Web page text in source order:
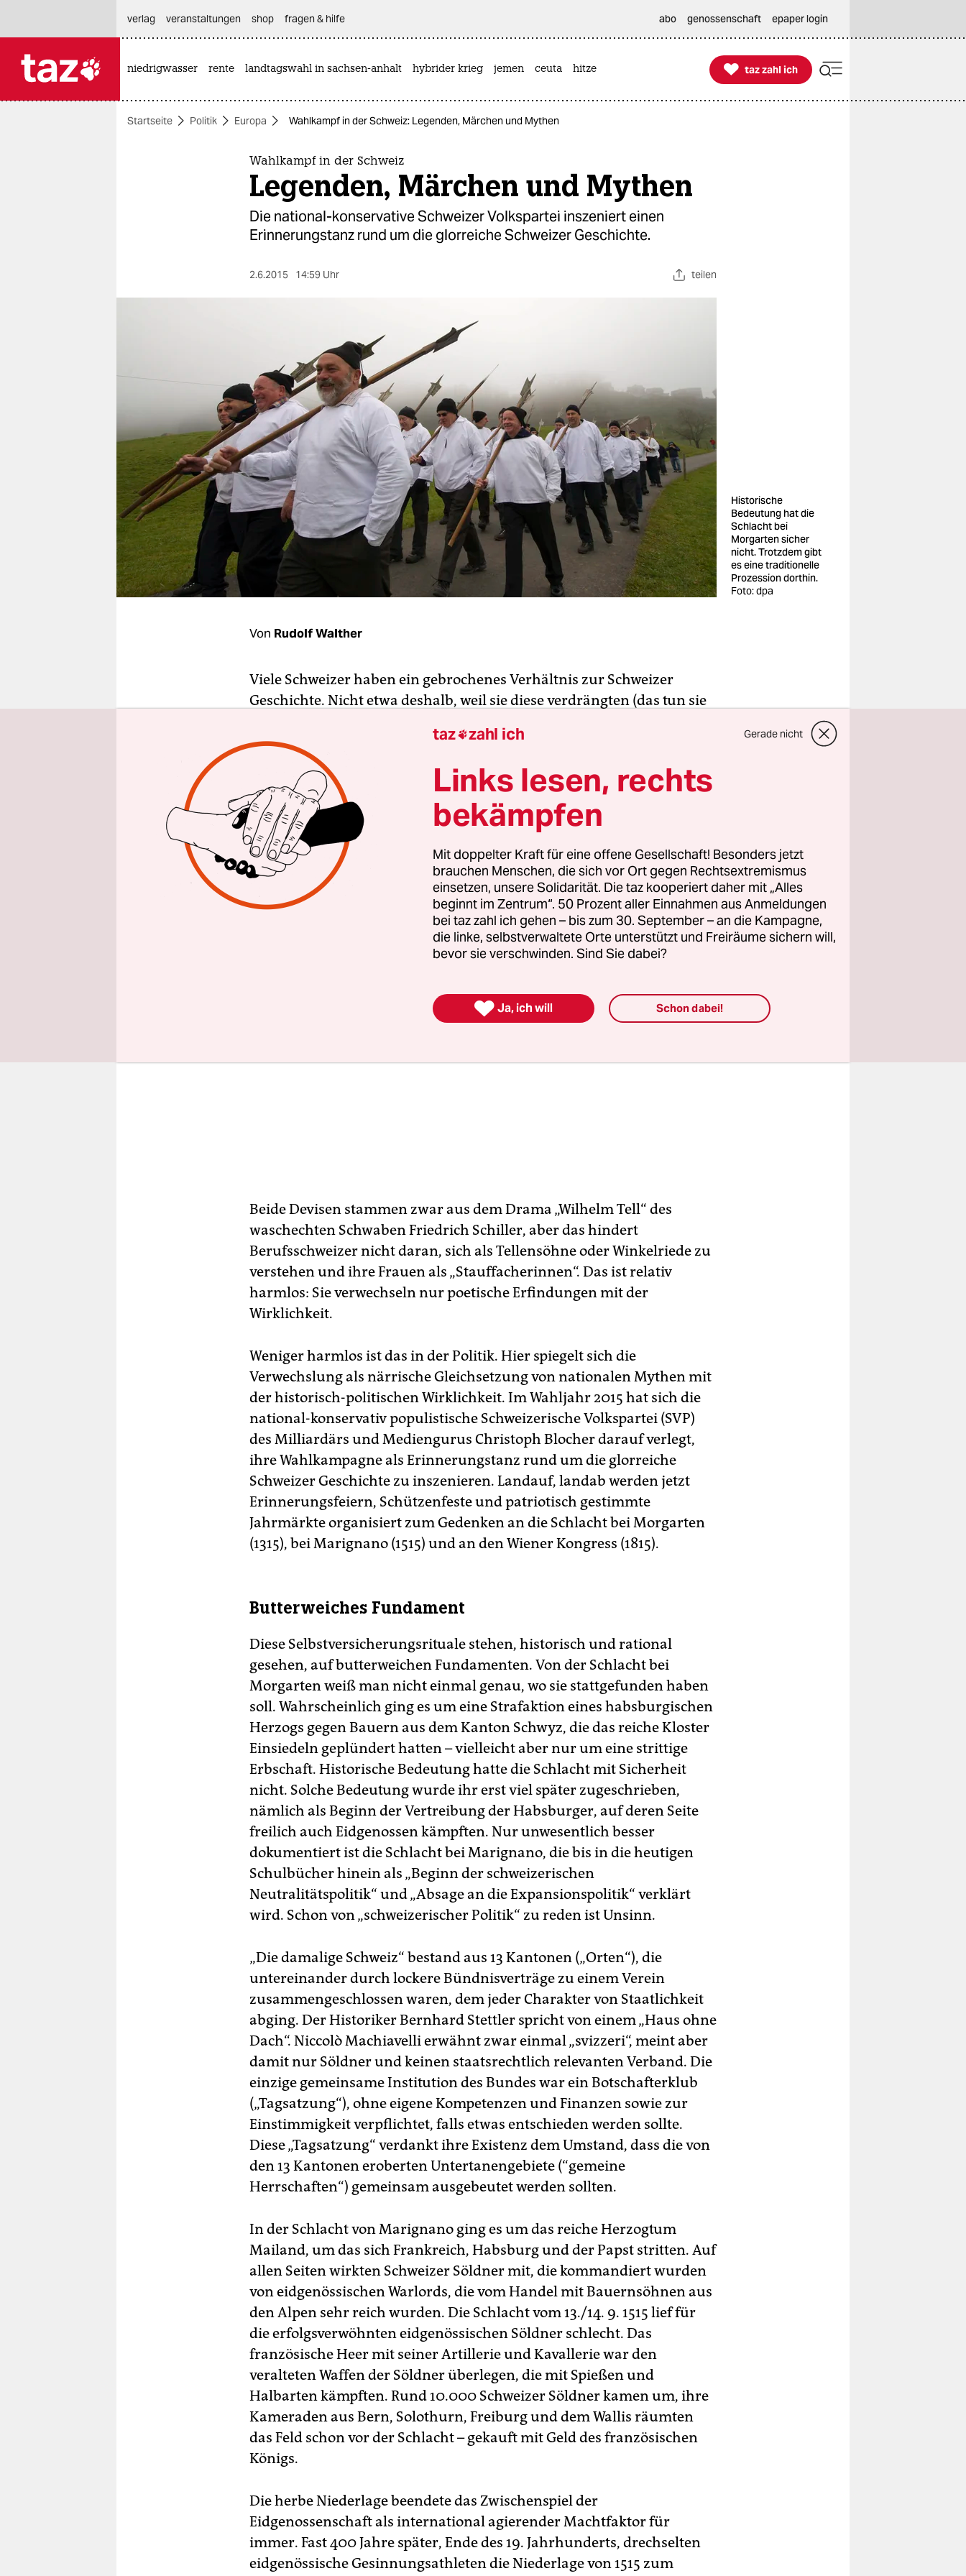
themen
verlag
verlag
veranstaltungen
shop
fragen & hilfe
unterstützen
abo
verlag
veranstaltungen shop fragen & hilfe abo genossenschaft epaper login
niedrigwasser rente landtagswahl in sachsen-anhalt hybrider krieg jemen ceuta hitze 
taz zahl ich
taz zahl ich
Startseite Politik Europa Wahlkampf in der Schweiz: Legenden, Märchen und Mythen
Wahlkampf in der Schweiz
Legenden, Märchen und Mythen
Die national-konservative Schweizer Volkspartei inszeniert einen
Erinnerungstanz rund um die glorreiche Schweizer Geschichte.
2.6.2015 14:59 Uhr teilen
Historische
Bedeutung hat die
Schlacht bei
Morgarten sicher
nicht. Trotzdem gibt
es eine traditionelle
Prozession dorthin.
Foto: dpa
Von Rudolf Walther
Viele Schweizer haben ein gebrochenes Verhältnis zur Schweizer
Geschichte. Nicht etwa deshalb, weil sie diese verdrängten (das tun sie
vernarrt sind in das, was sie in der Schule und in den Medien an
Schweizer Geschichte mitbekommen haben und seither als Idées fixes
mit sich herumtragen.
Schweizer Milizsoldaten, die ein Sturmgewehr zu Hause verwahren,
halten sich gelegentlich an die Devise: „Der Starke ist am mächtigsten
allein.“ Die „schwäbische Hausfrau“ folgt in der Schweiz dem biederen
Rat der „Stauffacherin“: „Ertragen muss man, was der Himmel sendet,
Unbilliges erträgt kein edles Herz.“
Beide Devisen stammen zwar aus dem Drama „Wilhelm Tell“ des
waschechten Schwaben Friedrich Schiller, aber das hindert
Berufsschweizer nicht daran, sich als Tellensöhne oder Winkelriede zu
verstehen und ihre Frauen als „Stauffacherinnen“. Das ist relativ
harmlos: Sie verwechseln nur poetische Erfindungen mit der
Wirklichkeit.
Weniger harmlos ist das in der Politik. Hier spiegelt sich die
Verwechslung als närrische Gleichsetzung von nationalen Mythen mit
der historisch-politischen Wirklichkeit. Im Wahljahr 2015 hat sich die
national-konservativ populistische Schweizerische Volkspartei (SVP)
des Milliardärs und Mediengurus Christoph Blocher darauf verlegt,
ihre Wahlkampagne als Erinnerungstanz rund um die glorreiche
Schweizer Geschichte zu inszenieren. Landauf, landab werden jetzt
Erinnerungsfeiern, Schützenfeste und patriotisch gestimmte
Jahrmärkte organisiert zum Gedenken an die Schlacht bei Morgarten
(1315), bei Marignano (1515) und an den Wiener Kongress (1815).
Butterweiches Fundament
Diese Selbstversicherungsrituale stehen, historisch und rational
gesehen, auf butterweichen Fundamenten. Von der Schlacht bei
Morgarten weiß man nicht einmal genau, wo sie stattgefunden haben
soll. Wahrscheinlich ging es um eine Strafaktion eines habsburgischen
Herzogs gegen Bauern aus dem Kanton Schwyz, die das reiche Kloster
Einsiedeln geplündert hatten – vielleicht aber nur um eine strittige
Erbschaft. Historische Bedeutung hatte die Schlacht mit Sicherheit
nicht. Solche Bedeutung wurde ihr erst viel später zugeschrieben,
nämlich als Beginn der Vertreibung der Habsburger, auf deren Seite
freilich auch Eidgenossen kämpften. Nur unwesentlich besser
dokumentiert ist die Schlacht bei Marignano, die bis in die heutigen
Schulbücher hinein als „Beginn der schweizerischen
Neutralitätspolitik“ und „Absage an die Expansionspolitik“ verklärt
wird. Schon von „schweizerischer Politik“ zu reden ist Unsinn.
„Die damalige Schweiz“ bestand aus 13 Kantonen („Orten“), die
untereinander durch lockere Bündnisverträge zu einem Verein
zusammengeschlossen waren, dem jeder Charakter von Staatlichkeit
abging. Der Historiker Bernhard Stettler spricht von einem „Haus ohne
Dach“. Niccolò Machiavelli erwähnt zwar einmal „svizzeri“, meint aber
damit nur Söldner und keinen staatsrechtlich relevanten Verband. Die
einzige gemeinsame Institution des Bundes war ein Botschafterklub
(„Tagsatzung“), ohne eigene Kompetenzen und Finanzen sowie zur
Einstimmigkeit verpflichtet, falls etwas entschieden werden sollte.
Diese „Tagsatzung“ verdankt ihre Existenz dem Umstand, dass die von
den 13 Kantonen eroberten Untertanengebiete (“gemeine
Herrschaften“) gemeinsam ausgebeutet werden sollten.
In der Schlacht von Marignano ging es um das reiche Herzogtum
Mailand, um das sich Frankreich, Habsburg und der Papst stritten. Auf
allen Seiten wirkten Schweizer Söldner mit, die kommandiert wurden
von eidgenössischen Warlords, die vom Handel mit Bauernsöhnen aus
den Alpen sehr reich wurden. Die Schlacht vom 13./14. 9. 1515 lief für
die erfolgsverwöhnten eidgenössischen Söldner schlecht. Das
französische Heer mit seiner Artillerie und Kavallerie war den
veralteten Waffen der Söldner überlegen, die mit Spießen und
Halbarten kämpften. Rund 10.000 Schweizer Söldner kamen um, ihre
Kameraden aus Bern, Solothurn, Freiburg und dem Wallis räumten
das Feld schon vor der Schlacht – gekauft mit Geld des französischen
Königs.
Die herbe Niederlage beendete das Zwischenspiel der
Eidgenossenschaft als international agierender Machtfaktor für
immer. Fast 400 Jahre später, Ende des 19. Jahrhunderts, drechselten
eidgenössische Gesinnungsathleten die Niederlage von 1515 zum
taz zahl ich Gerade nicht
Links lesen, rechts
bekämpfen
Mit doppelter Kraft für eine offene Gesellschaft! Besonders jetzt
brauchen Menschen, die sich vor Ort gegen Rechtsextremismus
einsetzen, unsere Solidarität. Die taz kooperiert daher mit „Alles
beginnt im Zentrum“. 50 Prozent aller Einnahmen aus Anmeldungen
bei taz zahl ich gehen – bis zum 30. September – an die Kampagne,
die linke, selbstverwaltete Orte unterstützt und Freiräume sichern will,
bevor sie verschwinden. Sind Sie dabei?
 Ja, ich will Schon dabei!